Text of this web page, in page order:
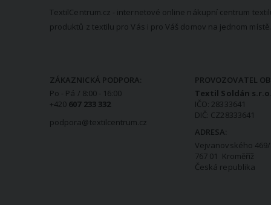
TextilCentrum.cz - internetové online nákupní centrum
produktů z textilu pro Vás i pro Váš domov na jednom místě.
ZÁKAZNICKÁ PODPORA:
Po - Pá / 8:00 - 16:00
+420 607 233 332
podpora@textilcentrum.cz
PROVOZOVATEL
Textil Soldán s.r.o.
IČO: 28333641
DIČ: CZ28333641
ADRESA:
Vejvanovského
767 01 Kroměříž
Česká republika